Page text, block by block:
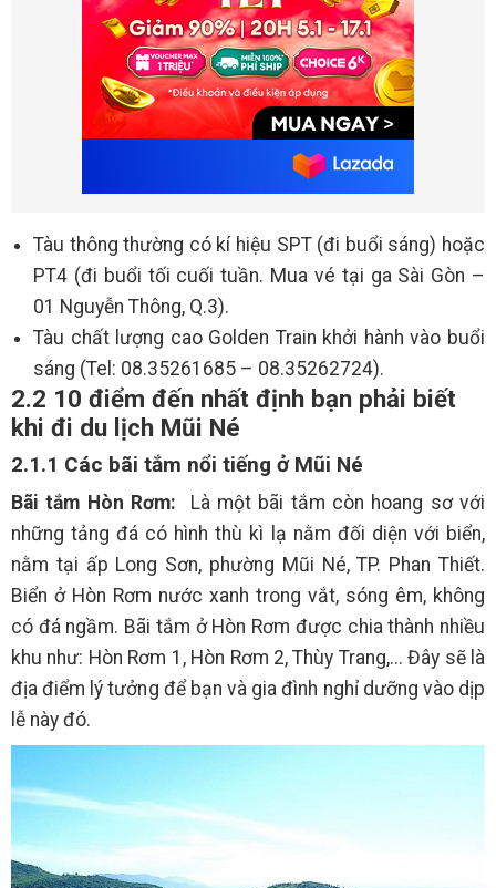
Tàu thông thường có kí hiệu SPT (đi buổi sáng) hoặc
PT4 (đi buổi tối cuối tuần. Mua vé tại ga Sài Gòn –
01 Nguyễn Thông, Q.3).
Tàu chất lượng cao Golden Train khởi hành vào buổi
sáng (Tel: 08.35261685 – 08.35262724).
2.2 10 điểm đến nhất định bạn phải biết
khi đi du lịch Mũi Né
2.1.1 Các bãi tắm nổi tiếng ở Mũi Né
Bãi tắm Hòn Rơm:
Là một bãi tắm còn hoang sơ với
những tảng đá có hình thù kì lạ nằm đối diện với biển,
nằm tại ấp Long Sơn, phường Mũi Né, TP. Phan Thiết.
Biển ở Hòn Rơm nước xanh trong vắt, sóng êm, không
có đá ngầm. Bãi tắm ở Hòn Rơm được chia thành nhiều
khu như: Hòn Rơm 1, Hòn Rơm 2, Thùy Trang,... Đây sẽ là
địa điểm lý tưởng để bạn và gia đình nghỉ dưỡng vào dịp
lễ này đó.